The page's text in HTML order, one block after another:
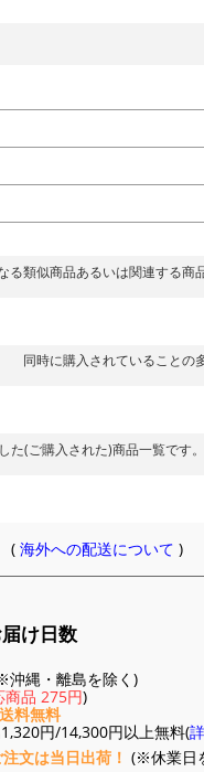
る類似商品あるいは関連する商
同時に購入されていることの
た(ご購入された)商品一覧です。
(海外への配送について )
け日数
沖縄・離島を除く)
商品 275円)
料無料
円/14,300円以上無料(
文は当日出荷！ (※休業日